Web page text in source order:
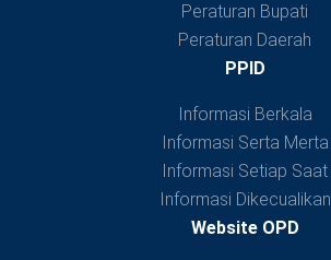
Peraturan Bupati
Peraturan Daerah
PPID
Informasi Berkala
Informasi Serta Merta
Informasi Setiap Saat
Informasi Dikecualikan
Website OPD